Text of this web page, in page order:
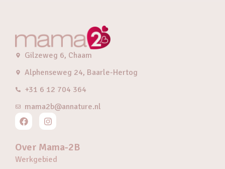
Gilzeweg 6, Chaam
Alphenseweg 24, Baarle-Hertog
+31 6 12 704 364
mama2b@annature.nl
Over Mama-2B
Werkgebied